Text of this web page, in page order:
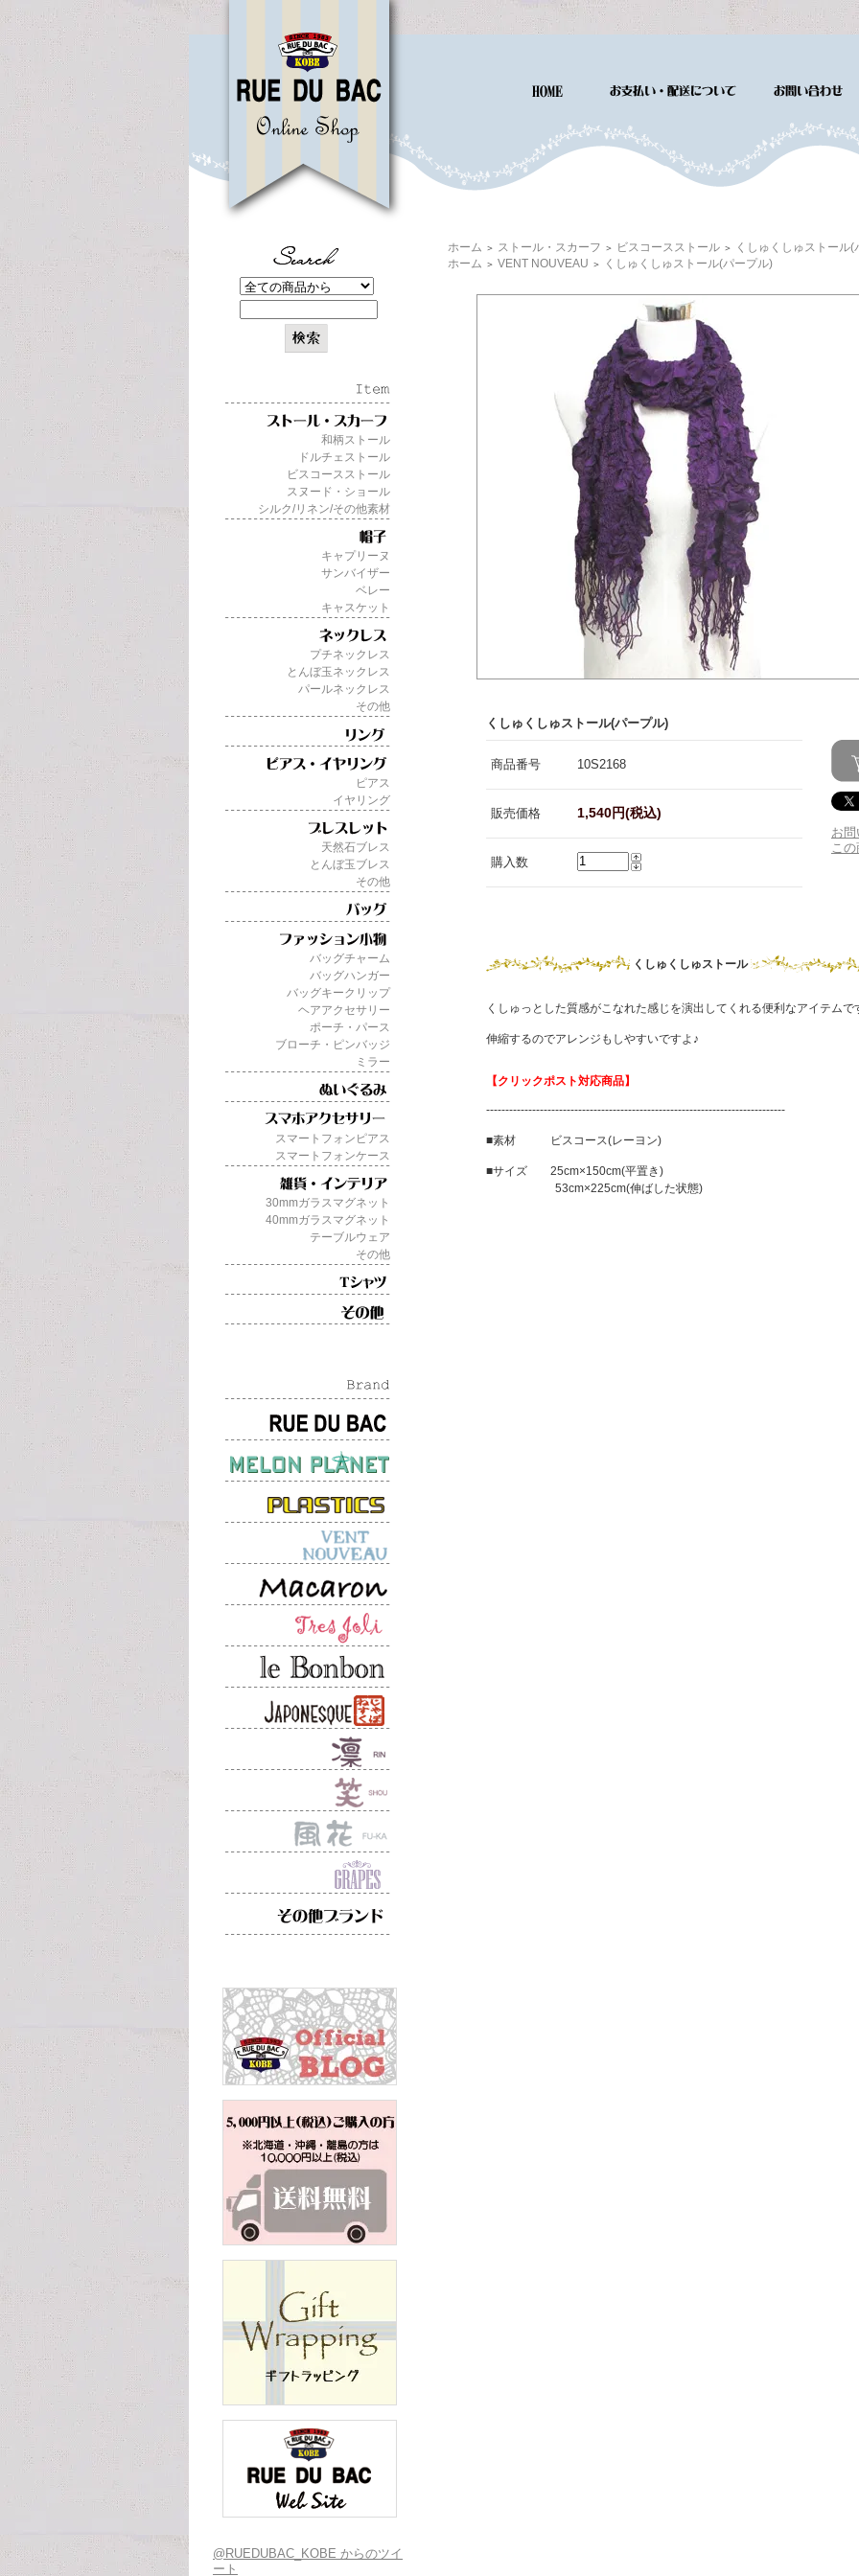
和柄ストール
ドルチェストール
ビスコースストール
スヌード・ショール
シルク/リネン/その他素材
キャプリーヌ
サンバイザー
ベレー
キャスケット
プチネックレス
とんぼ玉ネックレス
パールネックレス
その他
ピアス
イヤリング
天然石ブレス
とんぼ玉ブレス
その他
バッグチャーム
バッグハンガー
バッグキークリップ
ヘアアクセサリー
ポーチ・パース
ブローチ・ピンバッジ
ミラー
スマートフォンピアス
スマートフォンケース
30mmガラスマグネット
40mmガラスマグネット
テーブルウェア
その他
@RUEDUBAC_KOBE からのツイ
ート
ホーム ＞ ストール・スカーフ ＞ ビスコースストール ＞
くしゅくしゅストール(
ホーム ＞ VENT NOUVEAU ＞ くしゅくしゅストール(パープル)
くしゅくしゅストール(パープル)
商品番号 10S2168
販売価格 1,540円(税込)
購入数
お
こ
くしゅくしゅストール
くしゅっとした質感がこなれた感じを演出してくれる便利なアイテムで
伸縮するのでアレンジもしやすいですよ♪
【クリックポスト対応商品】
------------------------------------------------------------------------------
■素材 ビスコース(レーヨン)
■サイズ 25cm×150cm(平置き)
53cm×225cm(伸ばした状態)